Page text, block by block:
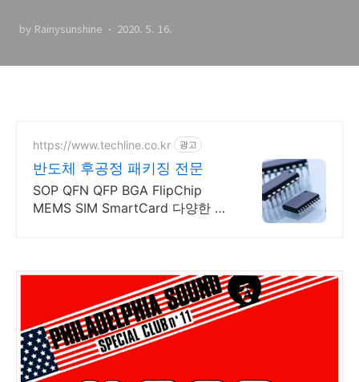
by Rainysunshine 2020. 5. 16.
https://www.techline.co.kr 광고
반도체 후공정 패키징 전문
SOP QFN QFP BGA FlipChip
MEMS SIM SmartCard 다양한 종